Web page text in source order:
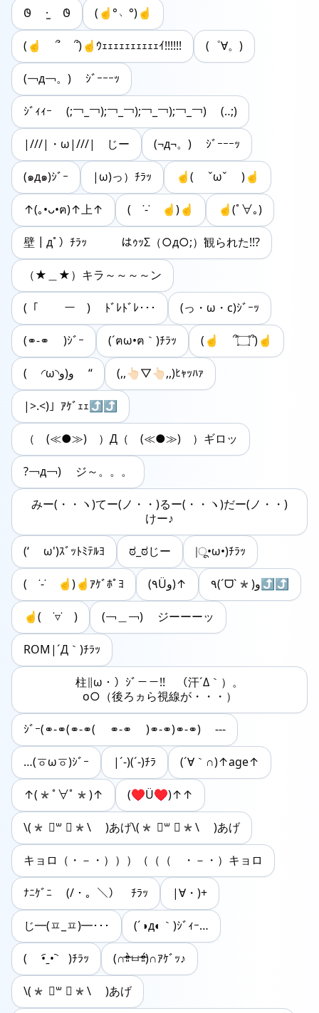
𐐃 ·̫ 𐐃 (☝°﹆°)☝
(☝ ՞ ՞)☝ｳｪｪｪｪｪｪｪｪｪｪｲ!!!!!! (゜∀。)
(￢д￢。) ｼﾞｰｰｰｯ
ｼﾞｨｨｰ (;￢_￢);￢_￢);￢_￢);￢_￢) (‥;)
|///|・ω|///| じー (¬д¬。) ｼﾞｰｰｰｯ
(๑д๑)ｼﾞｰ |ω)っ）ﾁﾗｯ ☝︎( ˇωˇ )☝︎
↑(｡•ᴗ•ฅ)↑上↑ ( ˙-˙ ☝︎)☝︎ ☝︎(ﾟ∀｡)
壁┃дﾟ）ﾁﾗｯ はｩｯΣ（○д○;）観られた!!?
（★＿★）キラ～～～～ン
(「 ￣ー￣) ﾄﾞﾚﾄﾞﾚ･･･ (っ・ω・c)ｼﾞｰｯ
(⚭-⚭ )ｼﾞｰ (´ฅω•ฅ｀)ﾁﾗｯ (☝ ՞۝՞)☝
( ◜ω◝و(و “ (,,👆🏻▽👆🏻,,)ﾋｬｯﾊｧ
|>.<)」ｱｹﾞｪｪ⤴︎⤴
（ (≪●≫) ）Д（ (≪●≫) ）ギロッ
?￢д￢) ジ～。。。
みー(・・ヽ)てー(ノ・・)るー(・・ヽ)だー(ノ・・)
けー♪
(‘ ω')ｽﾞｯﾄﾐﾃﾙﾖ ಠ_ಠじー |ू•ω•)ﾁﾗｯ
( ˙-˙ ☝︎)☝︎ｱｹﾞﾎﾟﾖ (٩Üو)↑ ٩(ˊᗜˋ*)و⤴︎︎⤴︎︎
☝( ˙▿˙ ) (￢＿￢) ジーーーッ
ROM|´Д｀)ﾁﾗｯ
柱∥ω・）ｼﾞ－－!! （汗´Δ｀）。
о○（後ろヵら視線が・・・）
ｼﾞｰ(⚭-⚭(⚭-⚭( ⚭-⚭ )⚭-⚭)⚭-⚭) ---
…(ㆆωㆆ)ｼﾞｰ |´-)(´-)ﾁﾗ (´∀｀∩)↑age↑
↑(*ﾟ∀ﾟ*)↑ (♥Ü♥)↑↑
\(* ॑꒳ ॑*\ )あげ\(* ॑꒳ ॑*\ )あげ
キョロ（・－・）））（（（ ・－・）キョロ
ﾅﾆｹﾞﾆ (/・。＼） ﾁﾗｯ |∀・)+
じ━(ㅍ_ㅍ)━･･･ (´◑д◐｀)ｼﾞｨｰ…
( •︠ˍ•︡ )ﾁﾗｯ (∩ᵒ̴̶̷͈̀ㅂᵒ̴̶̷͈́)∩ｱｹﾞｯ♪
\(* ॑꒳ ॑*\ )あげ